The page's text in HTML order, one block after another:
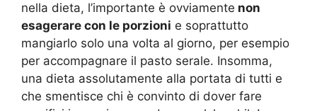
nella dieta, l’importante è ovviamente non
esagerare con le porzioni e soprattutto
mangiarlo solo una volta al giorno, per esempio
per accompagnare il pasto serale. Insomma,
una dieta assolutamente alla portata di tutti e
che smentisce chi è convinto di dover fare